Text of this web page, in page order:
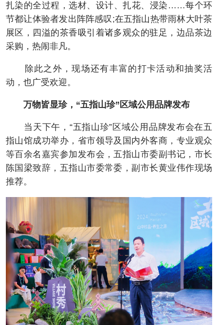
扎染的全过程，选材、设计、扎花、浸染……每个环
节都让体验者发出阵阵感叹;在五指山热带雨林大叶茶
展区，四溢的茶香吸引着诸多观众的驻足，边品茶边
采购，热闹非凡。
除此之外，现场还有丰富的打卡活动和抽奖活
动，也广受欢迎。
万物皆显珍，“五指山珍”区域公用品牌发布
当天下午，“五指山珍”区域公用品牌发布会在五
指山馆成功举办，省市领导及国内外客商，专业观众
等百余名嘉宾参加发布会，五指山市委副书记，市长
陈国梁致辞，五指山市委常委，副市长黄业伟作现场
推荐。